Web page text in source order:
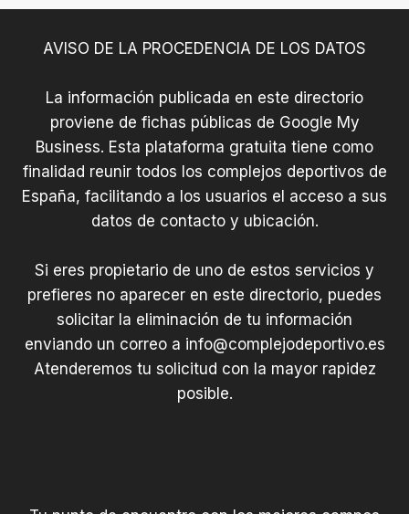
AVISO DE LA PROCEDENCIA DE LOS DATOS
La información publicada en este directorio
proviene de fichas públicas de Google My
Business. Esta plataforma gratuita tiene como
finalidad reunir todos los complejos deportivos de
España, facilitando a los usuarios el acceso a sus
datos de contacto y ubicación.
Si eres propietario de uno de estos servicios y
prefieres no aparecer en este directorio, puedes
solicitar la eliminación de tu información
enviando un correo a info@complejodeportivo.es
Atenderemos tu solicitud con la mayor rapidez
posible.